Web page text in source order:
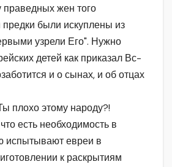
праведных жен того
были искуплены из
узрели Его". Нужно
детей как приказал Вс-
и о сынах, и об отцах
плохо этому народу?!
есть необходимость в
испытывают евреи в
к раскрытиям